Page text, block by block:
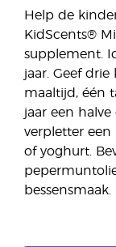
Help de
KidScents®
supplement.
jaar. Geef
maaltijd, één
jaar een
verpletter een
of yoghurt.
bessensmaak.